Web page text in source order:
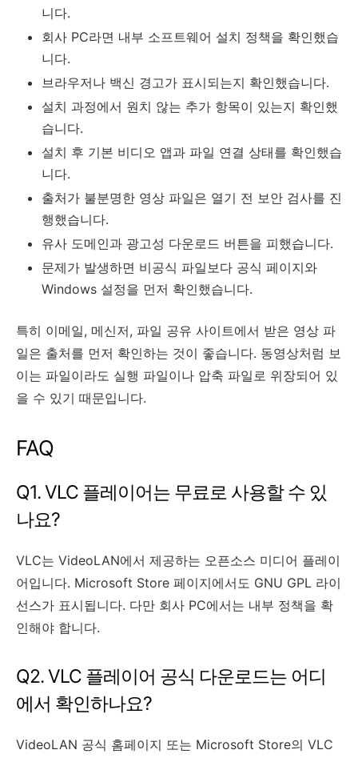
니다.
회사 PC라면 내부 소프트웨어 설치 정책을 확인했습
니다.
브라우저나 백신 경고가 표시되는지 확인했습니다.
설치 과정에서 원치 않는 추가 항목이 있는지 확인했
습니다.
설치 후 기본 비디오 앱과 파일 연결 상태를 확인했습
니다.
출처가 불분명한 영상 파일은 열기 전 보안 검사를 진
행했습니다.
유사 도메인과 광고성 다운로드 버튼을 피했습니다.
문제가 발생하면 비공식 파일보다 공식 페이지와
Windows 설정을 먼저 확인했습니다.
특히 이메일, 메신저, 파일 공유 사이트에서 받은 영상 파
일은 출처를 먼저 확인하는 것이 좋습니다. 동영상처럼 보
이는 파일이라도 실행 파일이나 압축 파일로 위장되어 있
을 수 있기 때문입니다.
FAQ
Q1. VLC 플레이어는 무료로 사용할 수 있
나요?
VLC는 VideoLAN에서 제공하는 오픈소스 미디어 플레이
어입니다. Microsoft Store 페이지에서도 GNU GPL 라이
선스가 표시됩니다. 다만 회사 PC에서는 내부 정책을 확
인해야 합니다.
Q2. VLC 플레이어 공식 다운로드는 어디
에서 확인하나요?
VideoLAN 공식 홈페이지 또는 Microsoft Store의 VLC